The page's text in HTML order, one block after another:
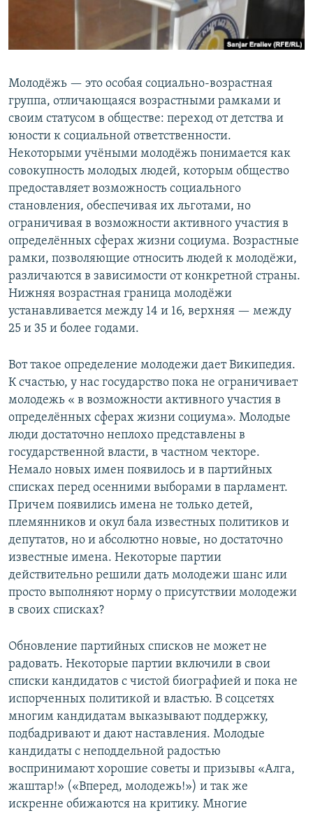
Молодёжь — это особая социально-возрастная
группа, отличающаяся возрастными рамками и
своим статусом в обществе: переход от детства и
юности к социальной ответственности.
Некоторыми учёными молодёжь понимается как
совокупность молодых людей, которым общество
предоставляет возможность социального
становления, обеспечивая их льготами, но
ограничивая в возможности активного участия в
определённых сферах жизни социума. Возрастные
рамки, позволяющие относить людей к молодёжи,
различаются в зависимости от конкретной страны.
Нижняя возрастная граница молодёжи
устанавливается между 14 и 16, верхняя — между
25 и 35 и более годами.
Вот такое определение молодежи дает Википедия.
К счастью, у нас государство пока не ограничивает
молодежь « в возможности активного участия в
определённых сферах жизни социума». Молодые
люди достаточно неплохо представлены в
государственной власти, в частном чекторе.
Немало новых имен появилось и в партийных
списках перед осенними выборами в парламент.
Причем появились имена не только детей,
племянников и окул бала известных политиков и
депутатов, но и абсолютно новые, но достаточно
известные имена. Некоторые партии
действительно решили дать молодежи шанс или
просто выполняют норму о присутствии молодежи
в своих списках?
Обновление партийных списков не может не
радовать. Некоторые партии включили в свои
списки кандидатов с чистой биографией и пока не
испорченных политикой и властью. В соцсетях
многим кандидатам выказывают поддержку,
подбадривают и дают наставления. Молодые
кандидаты с неподдельной радостью
воспринимают хорошие советы и призывы «Алга,
жаштар!» («Вперед, молодежь!») и так же
искренне обижаются на критику. Многие